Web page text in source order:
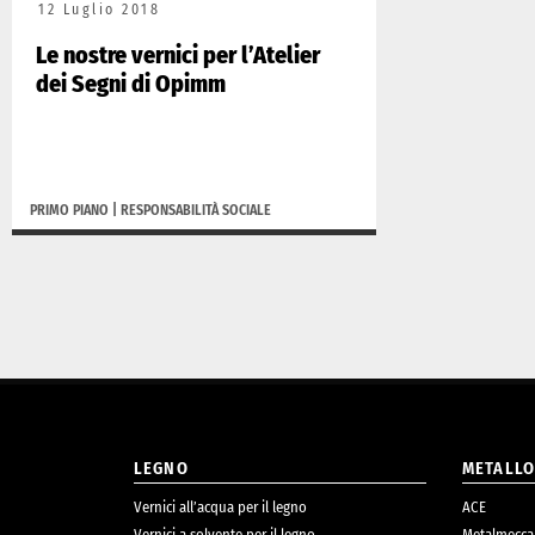
12 Luglio 2018
Le nostre vernici per l’Atelier
dei Segni di Opimm
PRIMO PIANO RESPONSABILITÀ SOCIALE
LEGNO
Vernici all’acqua per il legno
METALLO
ACE